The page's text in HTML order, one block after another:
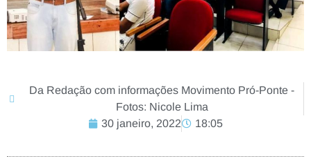
Da Redação com informações Movimento Pró-Ponte -
Fotos: Nicole Lima
30 janeiro, 2022
18:05